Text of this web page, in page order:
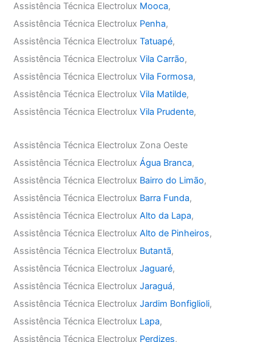
Assistência Técnica Electrolux Mooca,
Assistência Técnica Electrolux Penha,
Assistência Técnica ElectroluxTatuapé,
Assistência Técnica ElectroluxVila Carrão,
Assistência Técnica ElectroluxVila Formosa,
Assistência Técnica ElectroluxVila Matilde,
Assistência Técnica ElectroluxVila Prudente,
Assistência Técnica Electrolux Zona Oeste
Assistência Técnica ElectroluxÁgua Branca,
Assistência Técnica Electrolux Bairro do Limão,
Assistência Técnica Electrolux Barra Funda,
Assistência Técnica ElectroluxAlto da Lapa,
Assistência Técnica ElectroluxAlto de Pinheiros,
Assistência Técnica Electrolux Butantã,
Assistência Técnica ElectroluxJaguaré,
Assistência Técnica ElectroluxJaraguá,
Assistência Técnica ElectroluxJardim Bonfiglioli,
Assistência Técnica Electrolux Lapa,
Assistência Técnica Electrolux Perdizes,